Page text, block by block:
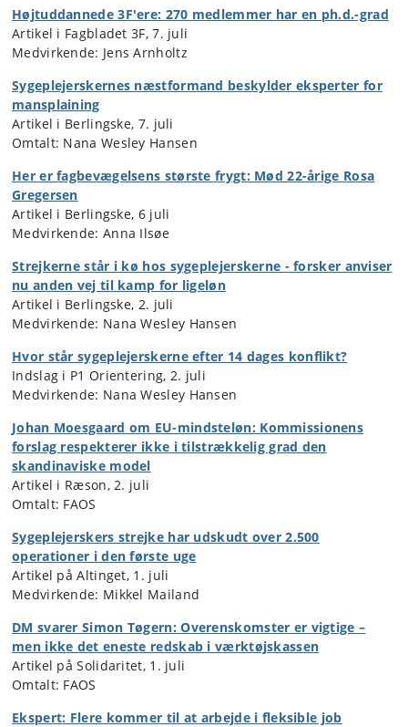
Højtuddannede 3F'ere: 270 medlemmer har en ph.d.-grad
Artikel i Fagbladet 3F, 7. juli
Medvirkende: Jens Arnholtz
Sygeplejerskernes næstformand beskylder eksperter for
mansplaining
Artikel i Berlingske, 7. juli
Omtalt: Nana Wesley Hansen
Her er fagbevægelsens største frygt: Mød 22-årige Rosa
Gregersen
Artikel i Berlingske, 6 juli
Medvirkende: Anna Ilsøe
Strejkerne står i kø hos sygeplejerskerne - forsker anviser
nu anden vej til kamp for ligeløn
Artikel i Berlingske, 2. juli
Medvirkende: Nana Wesley Hansen
Hvor står sygeplejerskerne efter 14 dages konflikt?
Indslag i P1 Orientering, 2. juli
Medvirkende: Nana Wesley Hansen
Johan Moesgaard om EU-mindsteløn: Kommissionens
forslag respekterer ikke i tilstrækkelig grad den
skandinaviskemodel
Artikel i Ræson, 2. juli
Omtalt: FAOS
Sygeplejerskers strejke har udskudt over 2.500
operationer i den første uge
Artikel på Altinget, 1. juli
Medvirkende: Mikkel Mailand
DM svarer Simon Tøgern: Overenskomster er vigtige –
men ikke det eneste redskab i værktøjskassen
Artikel på Solidaritet, 1. juli
Omtalt: FAOS
Ekspert: Flere kommer til at arbejde i fleksible job